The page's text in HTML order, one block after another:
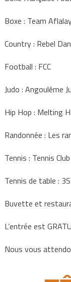
Boxe : Team
Country : Rebel
Football : FCC
Judo : Angoulême
Hip Hop : Melting
Randonnée : Les
Tennis : Tennis Club
Tennis de table :
Buvette et
L’entrée est
Nous vous